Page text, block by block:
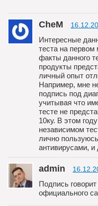
CheM
Интересные
теста на
факты данного
продукты
личный опыт
Например, мне
подпись под
учитывая что
тесте не
10ку. В этом
независимом
лично
антивирусами, и
admin
Подпись
официального